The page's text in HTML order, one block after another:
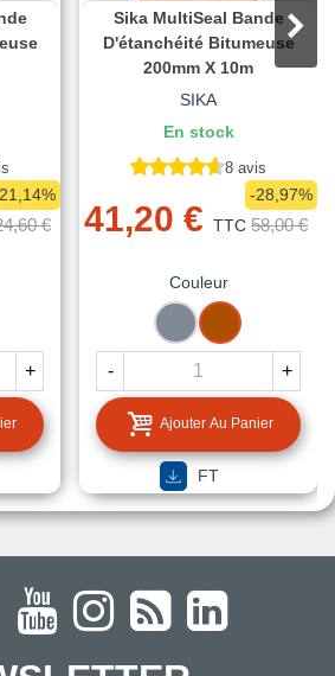
€
+
Sika MultiSeal Bande
D'étanchéité Bitumeuse
200mm X 10m
SIKA
En stock
8 avis
41,20 € TTC 58,00 €
-28,97%
Couleur
GRIS
TERRE
CUITE
- +
Ajouter Au Panier
FT